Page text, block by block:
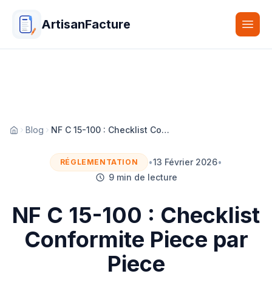
ArtisanFacture
Accueil
Blog NF C 15-100 : Checklist Conformite Piece par Piece
RÉGLEMENTATION •13 Février 2026•
9 min de lecture
NF C 15-100 : Checklist
Conformite Piece par
Piece